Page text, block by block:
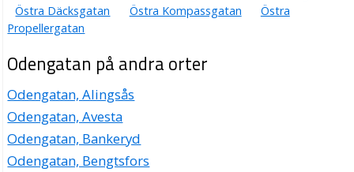
Östra Däcksgatan
Östra Kompassgatan
Östra
Propellergatan
Odengatan på andra orter
Odengatan, Alingsås
Odengatan, Avesta
Odengatan, Bankeryd
Odengatan, Bengtsfors